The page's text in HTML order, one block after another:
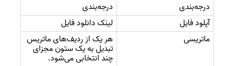
درجه‌بندی
درجه‌بندی
آپلود فایل
لینک دانلود فایل
ماتریسی
هر یک از ردیف‌های ماتریس
تبدیل به یک ستون مجزای
چند انتخابی می‌شود.